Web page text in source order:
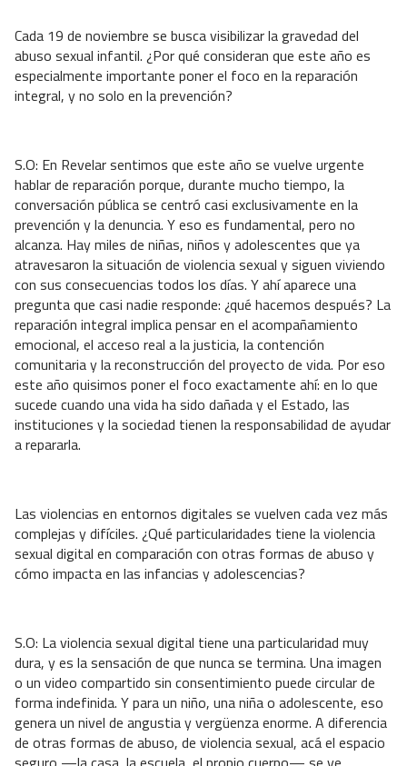
Cada 19 de noviembre se busca visibilizar la gravedad del
abuso sexual infantil. ¿Por qué consideran que este año es
especialmente importante poner el foco en la reparación
integral, y no solo en la prevención?
S.O: En Revelar sentimos que este año se vuelve urgente
hablar de reparación porque, durante mucho tiempo, la
conversación pública se centró casi exclusivamente en la
prevención y la denuncia. Y eso es fundamental, pero no
alcanza. Hay miles de niñas, niños y adolescentes que ya
atravesaron la situación de violencia sexual y siguen viviendo
con sus consecuencias todos los días. Y ahí aparece una
pregunta que casi nadie responde: ¿qué hacemos después? La
reparación integral implica pensar en el acompañamiento
emocional, el acceso real a la justicia, la contención
comunitaria y la reconstrucción del proyecto de vida. Por eso
este año quisimos poner el foco exactamente ahí: en lo que
sucede cuando una vida ha sido dañada y el Estado, las
instituciones y la sociedad tienen la responsabilidad de ayudar
a repararla.
Las violencias en entornos digitales se vuelven cada vez más
complejas y difíciles. ¿Qué particularidades tiene la violencia
sexual digital en comparación con otras formas de abuso y
cómo impacta en las infancias y adolescencias?
S.O: La violencia sexual digital tiene una particularidad muy
dura, y es la sensación de que nunca se termina. Una imagen
o un video compartido sin consentimiento puede circular de
forma indefinida. Y para un niño, una niña o adolescente, eso
genera un nivel de angustia y vergüenza enorme. A diferencia
de otras formas de abuso, de violencia sexual, acá el espacio